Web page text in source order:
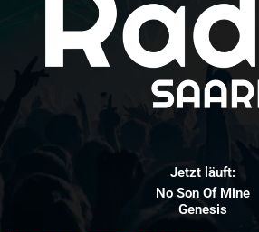
Jetzt läuft:
No Son Of Mine
Genesis